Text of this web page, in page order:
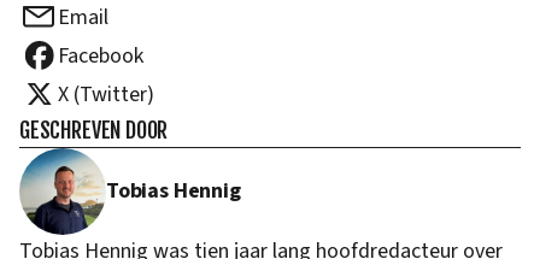
Email
Facebook
X (Twitter)
GESCHREVEN DOOR
Tobias Hennig
Tobias Hennig was tien jaar lang hoofdredacteur over